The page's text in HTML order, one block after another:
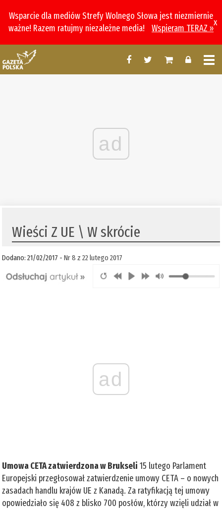
Wsparcie dla mediów Strefy Wolnego Słowa jest niezmiernie
ważne! Razem ratujmy niezależne media!
Wspieram TERAZ »
x
ad
Wieści Z UE \ W skrócie
Dodano: 21/02/2017 -Nr 8 z 22 lutego 2017
ad
Umowa CETA zatwierdzona w Brukseli 15 lutego Parlament
Europejski przegłosował zatwierdzenie umowy CETA – o nowych
zasadach handlu krajów UE z Kanadą. Za ratyfikacją tej umowy
opowiedziało się 408 z blisko 700 posłów, którzy wzięli udział w